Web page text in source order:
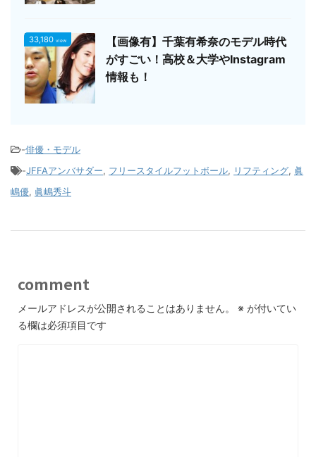
33,180 view
【画像有】千葉有希奈のモデル時代
がすごい！高校＆大学やInstagram
情報も！
-俳優・モデル
-JFFAアンバサダー, フリースタイルフットボール, リフティング, 眞
嶋優, 眞嶋秀斗
comment
メールアドレスが公開されることはありません。 ※ が付いてい
る欄は必須項目です